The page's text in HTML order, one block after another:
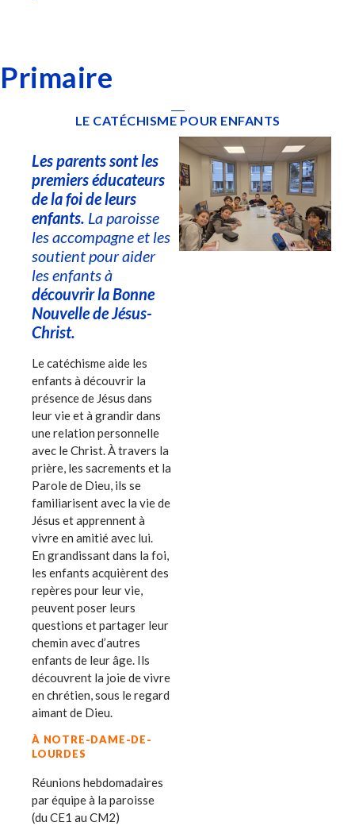
Primaire
LE CATÉCHISME POUR ENFANTS
Les parents sont les
premiers éducateurs
de la foi de leurs
enfants. La paroisse
les accompagne et les
soutient pour aider
les enfants à
découvrir la Bonne
Nouvelle de Jésus-
Christ.
Le catéchisme aide les
enfants à découvrir la
présence de Jésus dans
leur vie et à grandir dans
une relation personnelle
avec le Christ. À travers la
prière, les sacrements et la
Parole de Dieu, ils se
familiarisent avec la vie de
Jésus et apprennent à
vivre en amitié avec lui.
En grandissant dans la foi,
les enfants acquièrent des
repères pour leur vie,
peuvent poser leurs
questions et partager leur
chemin avec d’autres
enfants de leur âge. Ils
découvrent la joie de vivre
en chrétien, sous le regard
aimant de Dieu.
À NOTRE-DAME-DE-
LOURDES
Réunions hebdomadaires
par équipe à la paroisse
(du CE1 au CM2)